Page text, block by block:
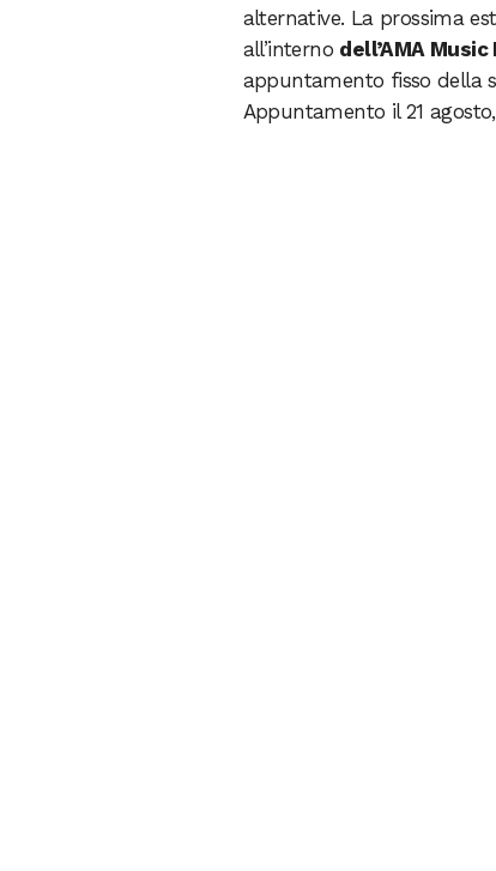
alternative. La prossima
all’interno dell’AMA
appuntamento fisso della
Appuntamento il 21